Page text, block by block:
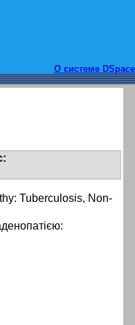
О системе DSpace
Tuberculosis, Non-